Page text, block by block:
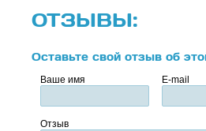
ОТЗЫВЫ:
Оставьте свой отзыв об
Ваше имя E-mail
Отзыв